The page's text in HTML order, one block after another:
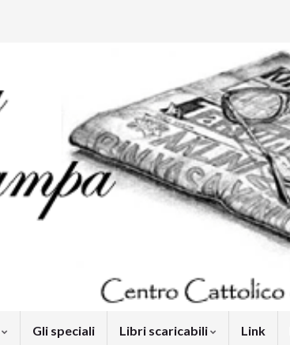
Gli speciali Libri scaricabili Link